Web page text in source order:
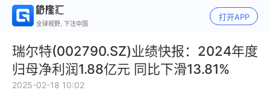
全球视野, 下注中国
打开APP
瑞尔特(002790.SZ)业绩快报：2024年度
归母净利润1.88亿元 同比下滑13.81%
2025-02-18 10:02